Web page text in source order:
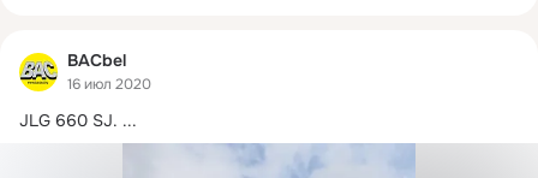
BACbel
16 июл 2020
JLG 660 SJ. ...